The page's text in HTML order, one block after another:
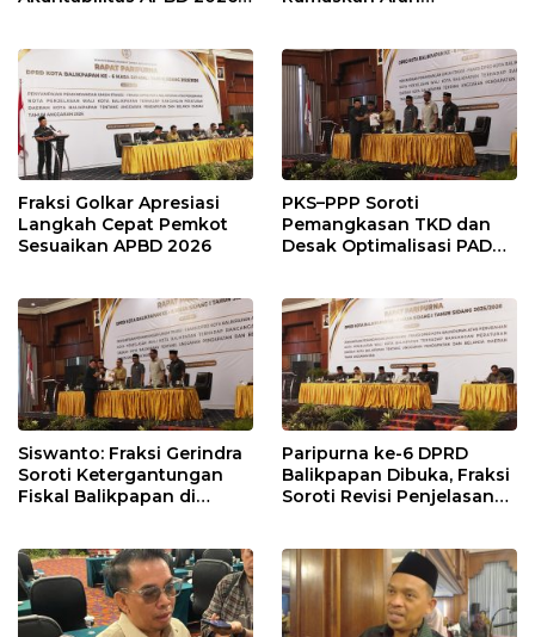
Modal
Penyangga IKN
Fraksi Golkar Apresiasi
Langkah Cepat Pemkot
Sesuaikan APBD 2026
PKS–PPP Soroti
Pemangkasan TKD dan
Desak Optimalisasi PAD
Siswanto: Fraksi Gerindra
Soroti Ketergantungan
Fiskal Balikpapan di
Paripurna ke-6 DPRD
Balikpapan Dibuka, Fraksi
Soroti Revisi Penjelasan